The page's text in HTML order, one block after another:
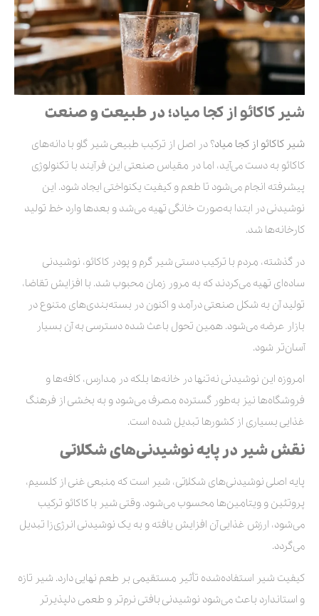
شیر کاکائو از کجا میاد؛در طبیعت و صنعت
شیر کاکائو از کجا میاد؟ در اصل از ترکیب طبیعی شیر گاو با دانه‌های
کاکائو به دست می‌آید، اما در مقیاس صنعتی این فرآیند با تکنولوژی
پیشرفته انجام می‌شود تا طعم و کیفیت یکنواختی ایجاد شود. این
نوشیدنی در ابتدا به‌صورت خانگی تهیه می‌شد و بعدها وارد خط تولید
کارخانه‌ها شد.
در گذشته، مردم با ترکیب دستی شیر گرم و پودر کاکائو، نوشیدنی
ساده‌ای تهیه می‌کردند که به مرور زمان محبوب شد. با افزایش تقاضا،
تولید آن به شکل صنعتی درآمد و اکنون در بسته‌بندی‌های متنوع در
بازار عرضه می‌شود. همین تحول باعث شده دسترسی به آن بسیار
آسان‌تر شود.
امروزه این نوشیدنی نه‌تنها در خانه‌ها بلکه در مدارس، کافه‌ها و
فروشگاه‌ها نیز به‌طور گسترده مصرف می‌شود و به بخشی از فرهنگ
غذایی بسیاری از کشورها تبدیل شده است.
نقش شیر در پایه نوشیدنی‌های شکلاتی
پایه اصلی نوشیدنی‌های شکلاتی، شیر است که منبعی غنی از کلسیم،
پروتئین و ویتامین‌ها محسوب می‌شود. وقتی شیر با کاکائو ترکیب
می‌شود، ارزش غذایی آن افزایش یافته و به یک نوشیدنی انرژی‌زا تبدیل
می‌گردد.
کیفیت شیر استفاده‌شده تأثیر مستقیمی بر طعم نهایی دارد. شیر تازه
و استاندارد باعث می‌شود نوشیدنی بافتی نرم‌تر و طعمی دلپذیرتر